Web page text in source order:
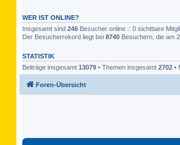
WER IST ONLINE?
Insgesamt sind 246 Besucher online :: 0 sichtbare
Der Besucherrekord liegt bei 8740 Besuchern, die am
STATISTIK
Beiträge insgesamt 13079 • Themen insgesamt 2702 •
Foren-Übersicht